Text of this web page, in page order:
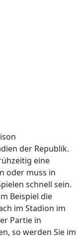
der Republik.
eine
oder muss in
schnell sein.
Beispiel die
im Stadion im
Partie in
so werden Sie im